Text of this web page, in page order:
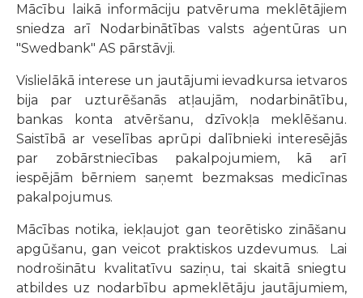
Mācību laikā informāciju patvēruma meklētājiem
sniedza arī Nodarbinātības valsts aģentūras un
"Swedbank" AS pārstāvji.
Vislielākā interese un jautājumi ievadkursa ietvaros
bija par uzturēšanās atļaujām, nodarbinātību,
bankas konta atvēršanu, dzīvokļa meklēšanu.
Saistībā ar veselības aprūpi dalībnieki interesējās
par zobārstniecības pakalpojumiem, kā arī
iespējām bērniem saņemt bezmaksas medicīnas
pakalpojumus.
Mācības notika, iekļaujot gan teorētisko zināšanu
apgūšanu, gan veicot praktiskos uzdevumus. Lai
nodrošinātu kvalitatīvu saziņu, tai skaitā sniegtu
atbildes uz nodarbību apmeklētāju jautājumiem,